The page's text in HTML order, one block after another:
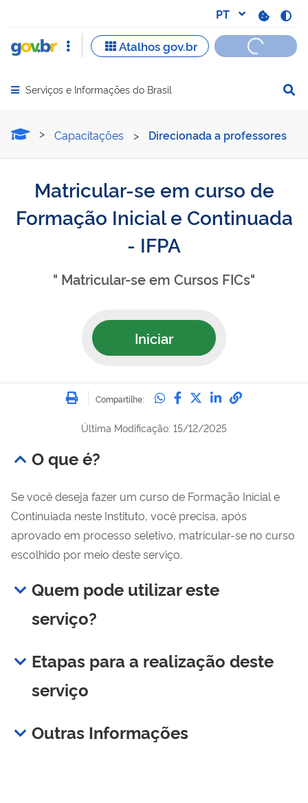
Abrir menu principal de navegação
Serviços e Informações do Brasil
Matricular-se em curso
Capacitações > Direcionada a professores
Matricular-se em curso de
Formação Inicial e Continuada
- IFPA
" Matricular-se em Cursos FICs"
Iniciar
Imprimir
Compartilhe: Compartilhe no
Compartilhe no
Compartilhe no
Compartilhe
Última Modificação: 15/12/2025
O que é?
Se você deseja fazer um curso de Formação Inicial e
Continuiada neste Instituto, você precisa, após
aprovado em processo seletivo, matricular-se no curso
escolhido por meio deste serviço.
Quem pode utilizar este
serviço?
Etapas para a realização deste
serviço
Outras Informações